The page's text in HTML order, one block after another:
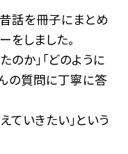
話を冊子にまとめ
をしました。
のか」「どのように
の質問に丁寧に答
ていきたい」という